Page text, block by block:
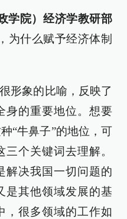
学院）经济学教研部
为什么赋予经济体制
形象的比喻，反映了
身的重要地位。想要
“牛鼻子”的地位，可
个关键词去理解。
解决我国一切问题的
是其他领域发展的基
，很多领域的工作如